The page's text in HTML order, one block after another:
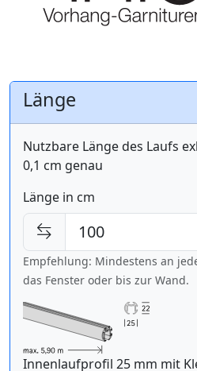
Länge
Nutzbare Länge des Laufs
0,1 cm genau
Länge in cm
Empfehlung: Mindestens an
das Fenster oder bis zur Wand.
Innenlaufprofil 25 mm mit